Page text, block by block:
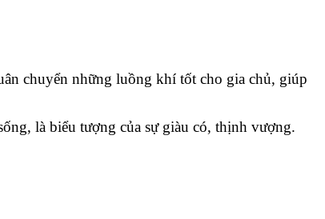
chuyển những luồng khí tốt cho gia chủ, giúp
là biểu tượng của sự giàu có, thịnh vượng.